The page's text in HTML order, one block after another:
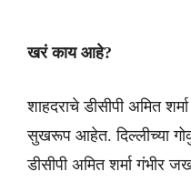
खरं काय आहे?
शाहदराचे डीसीपी अमित
सुखरूप आहेत. दिल्लीच्या
डीसीपी अमित शर्मा गंभीर